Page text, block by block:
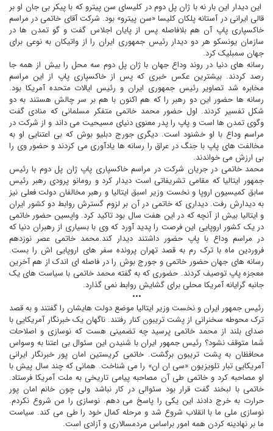
اين ديدار اين بار نه با ژان پل دوم در کليساى سن پيترو که با پيکر بى جان او بر
قالى ايرانى در آستانه پلکان کليسا «سن پيترو» بود. شرکت آقای خاتمى در مراسم
خاکسپارى پاپ آن هم بلافاصله پس از پايان اجلاس گفت و گو تمدن ها در
سازمان يونسکو هر دو ديدار رئيس جمهورى ايران را از واتيکان به نوعى براى
جهان سمبليک کرد.
رسانه هاى دنيا در روند وداع جهان با ژان پل دوم سه محل را بيش از همه جا
رصد کردند. بيشترين عکس خبرى که پس از خاکسپارى پاپ از اين مراسم
مخابره شد تصاوير رئيس جمهورى ايران و رئيس ايالات متحده آمريکا بود.
رسانه ها حضور اين دو رهبر را که هم اکنون با هم بر سر چالش هستند به دو
شکل تفسير کردند. اول حضور محمد خاتمى متفکر مسلمانى که منادى گفت
وگوى تمدن ها است و پاپ را پدر معنوى دنياى مسيحيت مى داند و از شرکت در
مراسم وداع با او خشنود است. ديگرى جورج دبليو بوش که بى اعتنايى او به
مخالفت هاى پاپ با جنگ در عراق را رسانه ها يادآورى مى کردند و حضور وى را
بى ارزش مى خواندند.
محمد خاتمى در جريان شرکت در مراسم خاکسپارى پاپ ژان پل دوم با رئيس
جمهور ايتاليا که مقامى تشريفاتى است ديدار کرد و رومانو پرودى رهبر رئيس
سابق کميسيون اروپا و نخست وزير اسبق ايتاليا و رهبر مخالفان دولت فعلى نيز
به ديدارش رفت. ديدارى که خاتمى در آن بر لزوم گسترش روابط دو کشور ايران
و ايتاليا بيش از آنچه که در اين هفت سال بود تاکيد کرد. واپسين حضور خاتمى
در يک کشور اروپايى اين فرصت را پديد آورد که وى با بسيارى از رهبران دنيا که
در مراسم وداع با پاپ حضور داشتند ديدار کند.محمد خاتمى عصر نوزدهم
فروردين ماه با ترک رم به قصد تهران پرونده سفر هاى اروپايى اش را بست.
رسانه هاى جهان حضور خاتمى و جورج بوش را در فاصله اى اندک از هم آخرين
معجزه پاپ توصيف کردند. حضورى که به گفته محمد خاتمى با سياست هاى يک
جانبه گرايانه آمريکا محلى براى گشايش روابط نمى گذارد.
•••
رئيس جمهور ايران و نخست وزير ايتاليا موضع دولت هايشان را گفتند و به قصد
ترک محوطه سخنرانى از پشت تريبون کنار رفتند. ناگهان يک خبرنگار آمريکايى با
صداى بلند از محمد خاتمى پرسيد چه تضمينى هست که نوسازى و اصلاحات
شما متوقف نشود؟ رئيس جمهور ايران با شنيدن اين سئوال بى اعتنا به وسواس
محافظان به پشت تريبون برگشت. خاتمى کريستين امان پور خبرنگار ايرانى
آمريکايى تبار تلويزيون «سى ان ان» را مى شناخت. همانى که چند سال پيش با
او مصاحبه کرد و خاتمى طى آن مصاحبه پيامى تاريخى به ملت آمريکا فرستاد.
خاتمى با لبخند گفت قرار بود سئوالى در کار نباشد ولى چون خانم امان پور
حرارت به خرج دادند اين يکى را پاسخ مى دهم. نوسازى را من شروع نکردم.
نوسازى ملى ما با انقلاب شروع شد و مرحله کمال خود را طى مى کند. سياست
ما بر نهادينه کردن همه امور براساس مردمسالارى و آزادى است.